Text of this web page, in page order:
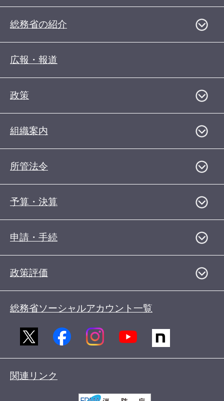
総務省の紹介
広報・報道
政策
組織案内
所管法令
予算・決算
申請・手続
政策評価
総務省ソーシャルアカウント一覧
関連リンク